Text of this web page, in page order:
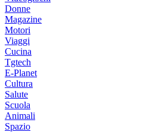
Donne
Magazine
Motori
Viaggi
Cucina
Tgtech
E-Planet
Cultura
Salute
Scuola
Animali
Spazio